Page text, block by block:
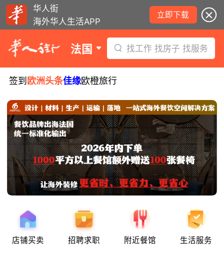
华人街
海外华人生活APP
立即下载
法国 找工作 找房子 找服务
签到 欧洲头条佳缘欧橙旅行
店铺买卖 招聘求职 附近餐馆 生活服务
8月6日要闻：法国医学实习名额大增！